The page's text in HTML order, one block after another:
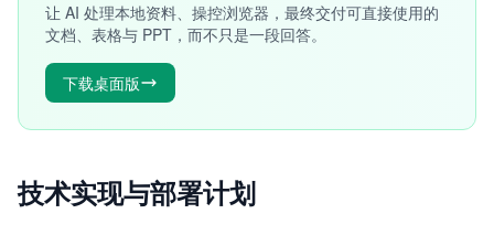
让 AI 处理本地资料、操控浏览器，最终交付可直接使用的
文档、表格与 PPT，而不只是一段回答。
下载桌面版
技术实现与部署计划